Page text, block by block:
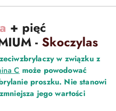
+ pięć
- Skoczylas
w związku z
C może powodować
proszku. Nie stanowi
jego wartości